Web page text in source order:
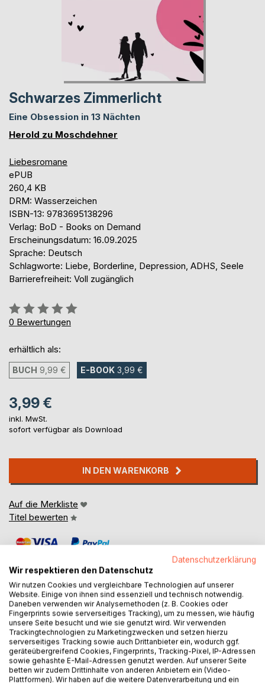
Schwarzes Zimmerlicht
Eine Obsession in 13 Nächten
Herold zu Moschdehner
Liebesromane
ePUB
260,4 KB
DRM: Wasserzeichen
ISBN-13: 9783695138296
Verlag: BoD - Books on Demand
Erscheinungsdatum: 16.09.2025
Sprache: Deutsch
Schlagworte: Liebe, Borderline, Depression, ADHS, Seele
Barrierefreiheit: Voll zugänglich
Bewertung::
0%
0 Bewertungen
erhältlich als:
BUCH 9,99 € E-BOOK 3,99 €
3,99 €
inkl. MwSt.
sofort verfügbar als Download
IN DEN WARENKORB
Auf die Merkliste
Titel bewerten
BESCHREIBUNG
Jochen ist 40, als ein Motorradunfall ihn aus der
Gleichgültigkeit seines Lebens reißt. Mit gebrochener
Hand, inneren Verletzungen und einer Leere, die keine
Diagnose kennt, erwacht er in einem Krankenhaus, das
Datenschutzerklärung
Wir respektieren den Datenschutz
Wir nutzen Cookies und vergleichbare Technologien auf unserer
Website. Einige von ihnen sind essenziell und technisch notwendig.
Daneben verwenden wir Analysemethoden (z. B. Cookies oder
Fingerprints sowie serverseitiges Tracking), um zu messen, wie häufig
unsere Seite besucht und wie sie genutzt wird. Wir verwenden
Trackingtechnologien zu Marketingzwecken und setzen hierzu
serverseitiges Tracking sowie auch Drittanbieter ein, wodurch ggf.
geräteübergreifend Cookies, Fingerprints, Tracking-Pixel, IP-Adressen
sowie gehashte E-Mail-Adressen genutzt werden. Auf unserer Seite
betten wir zudem Drittinhalte von anderen Anbietern ein (Video-
Plattformen). Wir haben auf die weitere Datenverarbeitung und ein